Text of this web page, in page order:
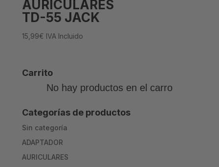
AURICULARES
TD-55 JACK
15,99€ IVA Incluido
Carrito
No hay productos en el carro
Categorías de productos
Sin categoría
ADAPTADOR
AURICULARES